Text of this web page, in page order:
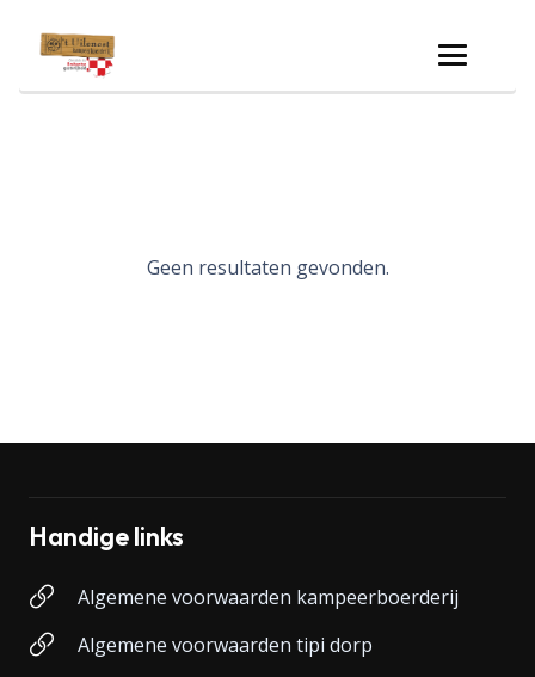
Geen resultaten gevonden.
Handige links
Algemene voorwaarden kampeerboerderij
Algemene voorwaarden tipi dorp